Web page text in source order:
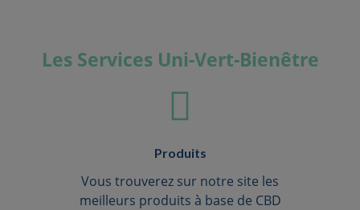
Les Services Uni-Vert-Bienêtre
Produits
Vous trouverez sur notre site les
meilleurs produits à base de CBD